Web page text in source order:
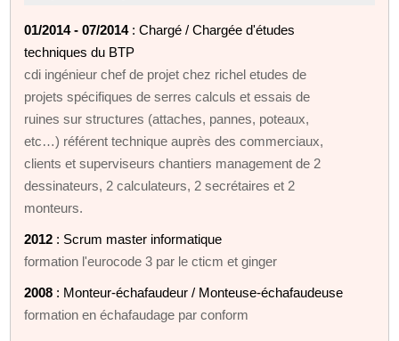
01/2014 - 07/2014: Chargé / Chargée d'études
techniques du BTP
cdi ingénieur chef de projet chez richel etudes de
projets spécifiques de serres calculs et essais de
ruines sur structures (attaches, pannes, poteaux,
etc…) référent technique auprès des commerciaux,
clients et superviseurs chantiers management de 2
dessinateurs, 2 calculateurs, 2 secrétaires et 2
monteurs.
2012 : Scrum master informatique
formation l'eurocode 3 par le cticm et ginger
2008 : Monteur-échafaudeur / Monteuse-échafaudeuse
formation en échafaudage par conform